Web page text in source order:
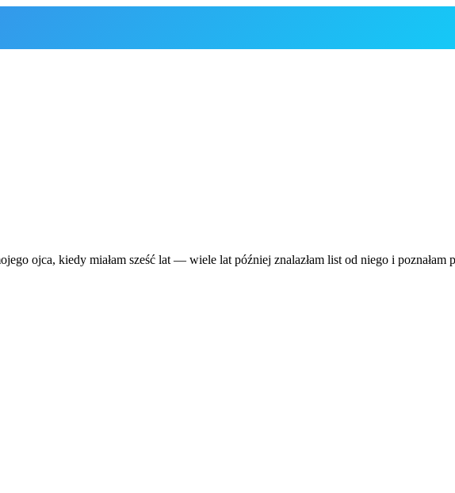
ojca, kiedy miałam sześć lat — wiele lat później znalazłam list od niego i poznałam